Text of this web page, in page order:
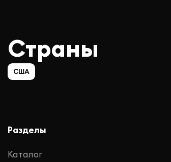
Страны
США
Разделы
Каталог